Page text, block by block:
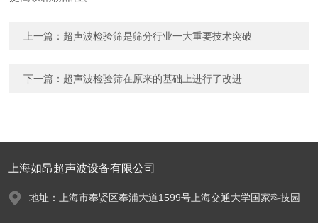
上一篇： 超声波检验筛是筛分行业一大重要技术突破
下一篇： 超声波检验筛在原来的基础上进行了改进
上海如昂超声波设备有限公司
地址：上海市奉贤区奉浦大道1599号上海交通大学国家科技园